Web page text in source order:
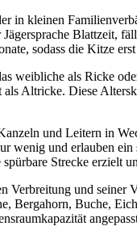
in kleinen
Blattzeit,
sodass die Kitze
weibliche als Ricke
Altricke. Diese
und Leitern in
und erlauben
Strecke erzielt
und
Bergahorn, Buche,